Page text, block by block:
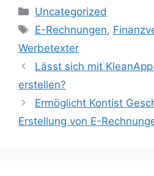
Kategorien
Uncategorized
Schlagwörter
E-Rechnungen,
Werbetexter
Lässt sich mit
erstellen?
Ermöglicht Kontist
Erstellung von E-